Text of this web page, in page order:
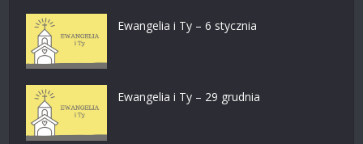
Ewangelia i Ty – 6 stycznia
Ewangelia i Ty – 29 grudnia